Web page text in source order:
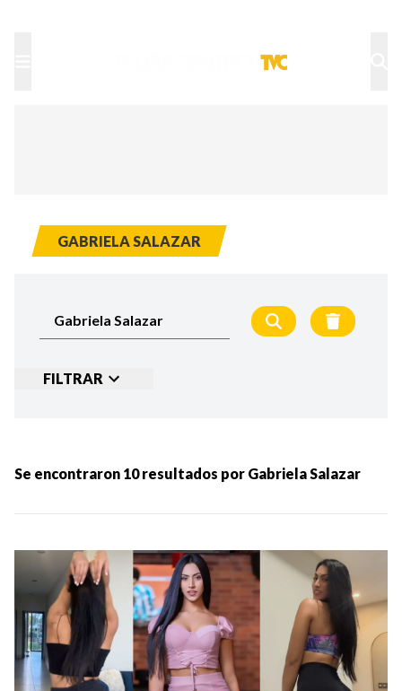
GABRIELA SALAZAR
FILTRAR
MÁS RECIENTES
MENOS RECIENTES
Periodo:
Se encontraron 10 resultados por Gabriela Salazar